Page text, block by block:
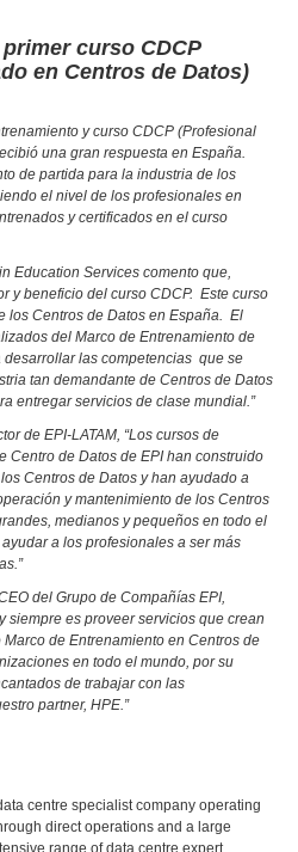
curso CDCP
en Centros de Datos)
y curso CDCP (Profesional
una gran respuesta en España.
de partida para la industria de los
el nivel de los profesionales en
y certificados en el curso
Education Services comento que,
y beneficio del curso CDCP. Este curso
los Centros de Datos en España. El
del Marco de Entrenamiento de
desarrollar las competencias que se
tan demandante de Centros de Datos
entregar servicios de clase mundial.”
de EPI-LATAM, “Los cursos de
Centro de Datos de EPI han construido
Centros de Datos y han ayudado a
y mantenimiento de los Centros
medianos y pequeños en todo el
a los profesionales a ser más
del Grupo de Compañías EPI,
siempre es proveer servicios que crean
de Entrenamiento en Centros de
en todo el mundo, por su
de trabajar con las
partner, HPE.”
centre specialist company operating
direct operations and a large
range of data centre expert